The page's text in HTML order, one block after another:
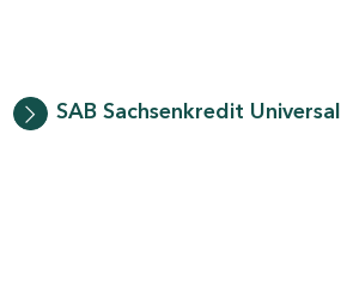
SAB Sachsenkredit Universal